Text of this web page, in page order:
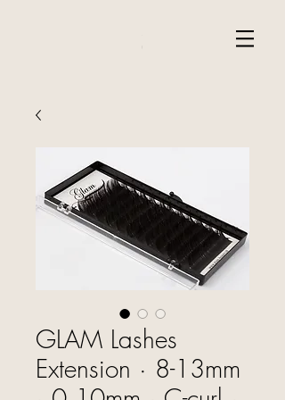
GLAM Lashes
Extension · 8-13mm